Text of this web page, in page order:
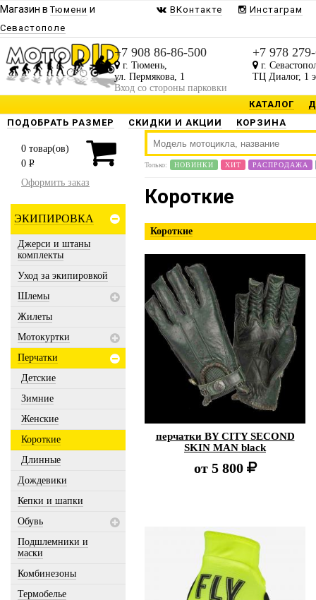
Магазин вТюмени и
Севастополе
ВКонтакте Инстаграм
+7 908 86-86-500
г. Тюмень,
ул. Пермякова, 1
Вход со стороны парковки
+7 978
г.
ТЦ Диалог, 1
КАТАЛОГ
ПОДОБРАТЬ РАЗМЕР
СКИДКИ И АКЦИИ КОРЗИНА
0 товар(ов)
0 P
Оформить заказ
ЭКИПИРОВКА
Джерси и штаны
комплекты
Уход за экипировкой
Шлемы
Жилеты
Мотокуртки
Перчатки
Детские
Зимние
Женские
Короткие
Длинные
Дождевики
Кепки и шапки
Обувь
Подшлемники и
маски
Комбинезоны
Термобелье
Только: НОВИНКИ ХИТ РАСПРОДАЖА
Короткие
Короткие
перчатки BY CITY SECOND
SKIN MAN black
от 5 800
Будь в курсе наших
Присылаем только то,